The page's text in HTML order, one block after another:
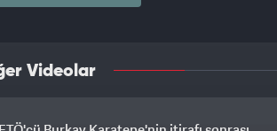
Videolar